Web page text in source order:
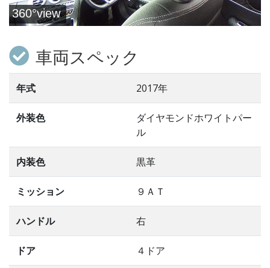
車両スペック
年式 2017年
外装色
ダイヤモンドホワイトパー
ル
内装色 黒革
ミッション ９ＡＴ
ハンドル 右
ドア ４ドア